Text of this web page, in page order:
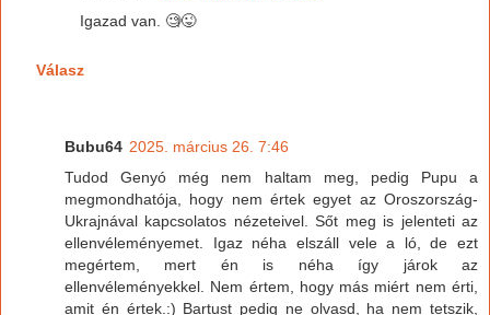
Igazad van. 🧐😜
Válasz
Bubu64 2025. március 26. 7:46
Tudod Genyó még nem haltam meg, pedig Pupu a
megmondhatója, hogy nem értek egyet az Oroszország-
Ukrajnával kapcsolatos nézeteivel. Sőt meg is jelenteti az
ellenvéleményemet. Igaz néha elszáll vele a ló, de ezt
megértem, mert én is néha így járok az
ellenvéleményekkel. Nem értem, hogy más miért nem érti,
amit én értek.:) Bartust pedig ne olvasd, ha nem tetszik,